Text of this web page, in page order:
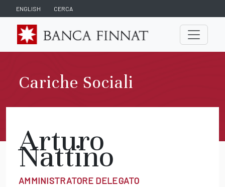
ENGLISH CERCA
Cariche Sociali
Arturo
Nattino
AMMINISTRATORE DELEGATO